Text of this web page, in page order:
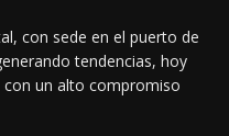
con sede en el puerto de
tendencias, hoy
un alto compromiso